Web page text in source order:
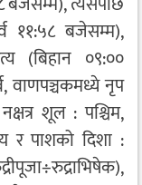
११:५८ बजेसम्म),
(बिहान ०९:००
वाणपञ्चकमध्ये नृप
शूल : पश्चिम,
र पाशको दिशा :